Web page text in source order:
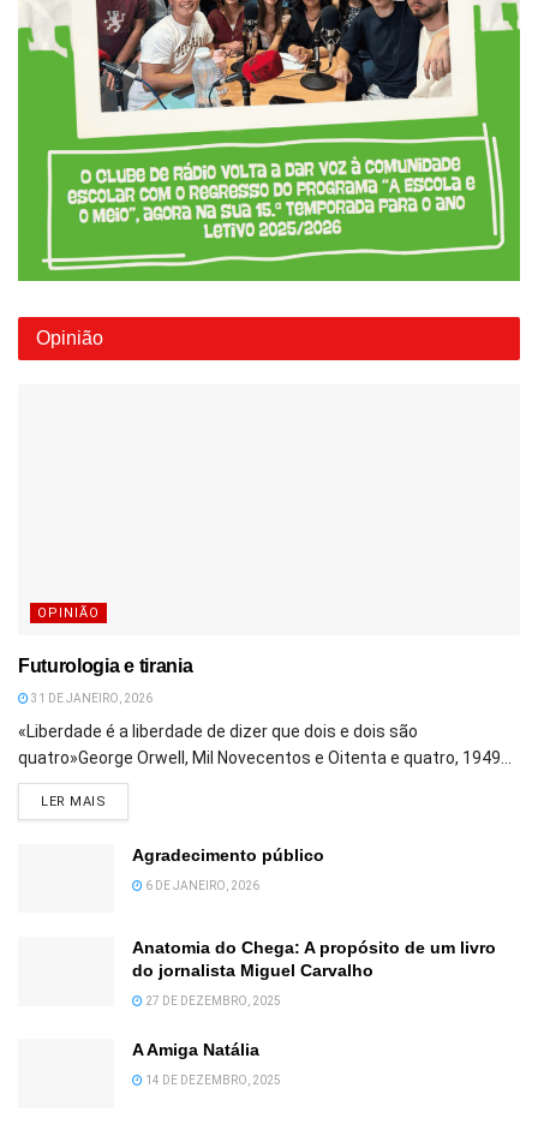
Opinião
OPINIÃO
Futurologia e tirania
31 DE JANEIRO, 2026
«Liberdade é a liberdade de dizer que dois e dois são
quatro»George Orwell, Mil Novecentos e Oitenta e quatro, 1949...
LER MAIS
Agradecimento público
6 DE JANEIRO, 2026
Anatomia do Chega: A propósito de um livro
do jornalista Miguel Carvalho
27 DE DEZEMBRO, 2025
A Amiga Natália
14 DE DEZEMBRO, 2025